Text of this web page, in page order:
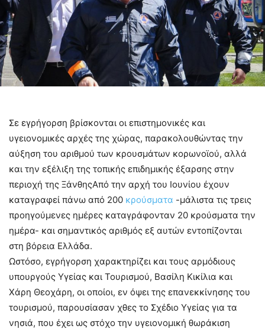
Σε εγρήγορση βρίσκονται οι επιστημονικές και
υγειονομικές αρχές της χώρας, παρακολουθώντας την
αύξηση του αριθμού των κρουσμάτων κορωνοϊού, αλλά
και την εξέλιξη της τοπικής επιδημικής έξαρσης στην
περιοχή της ΞάνθηςΑπό την αρχή του Ιουνίου έχουν
καταγραφεί πάνω από 200 κρούσματα -μάλιστα τις τρεις
προηγούμενες ημέρες καταγράφονταν 20 κρούσματα την
ημέρα- και σημαντικός αριθμός εξ αυτών εντοπίζονται
στη βόρεια Ελλάδα.
Ωστόσο, εγρήγορση χαρακτηρίζει και τους αρμόδιους
υπουργούς Υγείας και Τουρισμού, Βασίλη Κικίλια και
Χάρη Θεοχάρη, οι οποίοι, εν όψει της επανεκκίνησης του
τουρισμού, παρουσίασαν χθες το Σχέδιο Υγείας για τα
νησιά, που έχει ως στόχο την υγειονομική θωράκιση